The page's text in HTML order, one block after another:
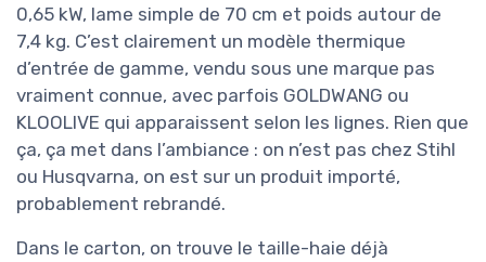
0,65 kW, lame simple de 70 cm et poids autour de
7,4 kg. C’est clairement un modèle thermique
d’entrée de gamme, vendu sous une marque pas
vraiment connue, avec parfois GOLDWANG ou
KLOOLIVE qui apparaissent selon les lignes. Rien que
ça, ça met dans l’ambiance : on n’est pas chez Stihl
ou Husqvarna, on est sur un produit importé,
probablement rebrandé.
Dans le carton, on trouve le taille-haie déjà